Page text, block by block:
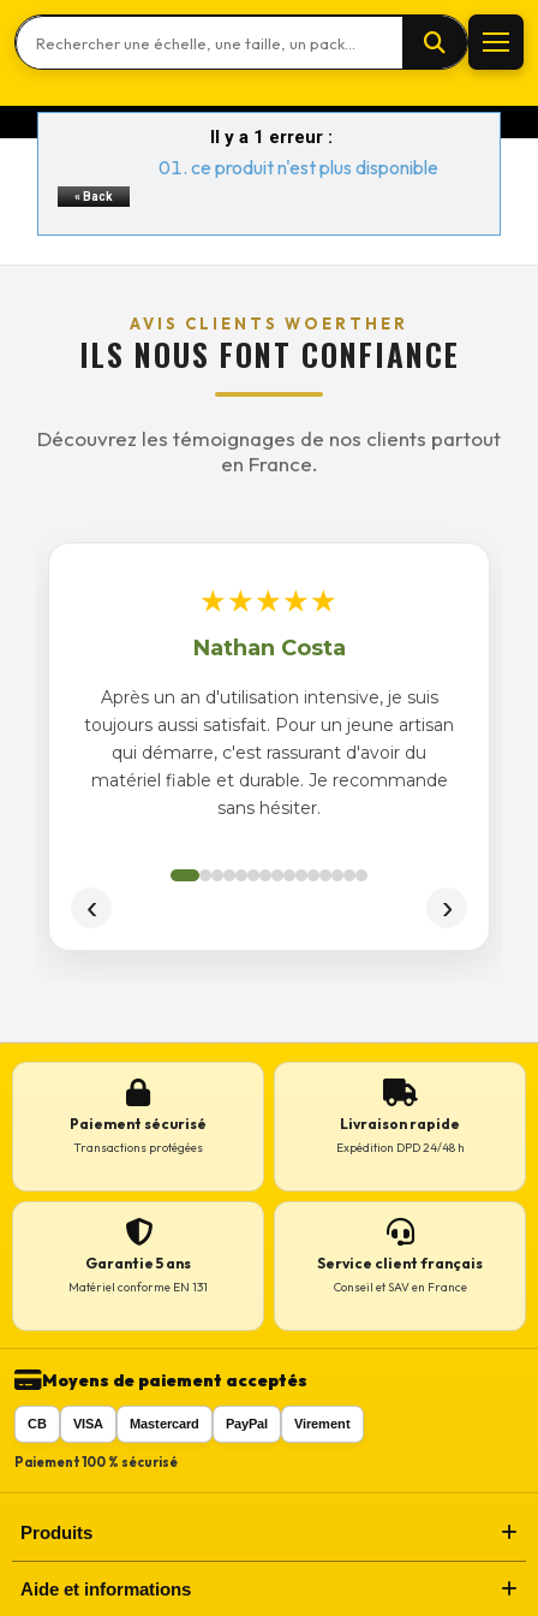
Rechercher un produit
Il y a 1 erreur :
ce produit n'est plus disponible
« Back
AVIS CLIENTS WOERTHER
ILS NOUS FONT CONFIANCE
Découvrez les témoignages de nos clients partout
en France.
Paiement sécurisé
Transactions protégées
Livraison rapide
Expédition DPD 24/48 h
Garantie 5 ans
Matériel conforme EN 131
Service client français
Conseil et SAV en France
Moyens de paiement acceptés
CB VISA Mastercard PayPal Virement
Paiement 100 % sécurisé
Produits
Aide et informations